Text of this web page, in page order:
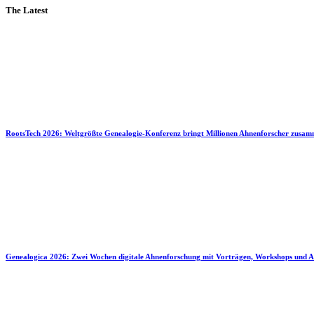
The Latest
RootsTech 2026: Weltgrößte Genealogie-Konferenz bringt Millionen Ahnenforscher
Genealogica 2026: Zwei Wochen digitale Ahnenforschung mit Vorträgen, Workshops und